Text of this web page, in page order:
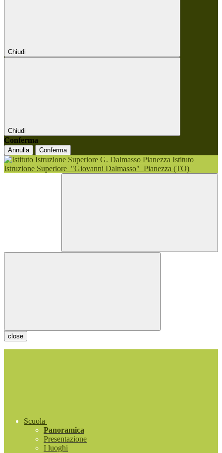
Chiudi
Chiudi
Conferma
Annulla Conferma
Istituto
Istruzione Superiore "Giovanni Dalmasso" Pianezza (TO)
close
Scuola
Panoramica
Presentazione
I luoghi